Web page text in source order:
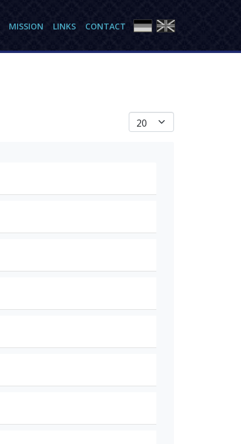
MISSION LINKS CONTACT
Display #